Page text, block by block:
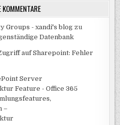
KOMMENTARE
Groups - xandi's blog zu
Datenbank
auf Sharepoint: Fehler
Server
Feature - Office 365
–